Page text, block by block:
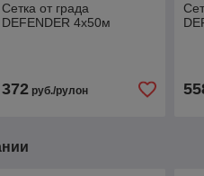
Сетка от града
DEFENDER 4x50м
372руб./рулон